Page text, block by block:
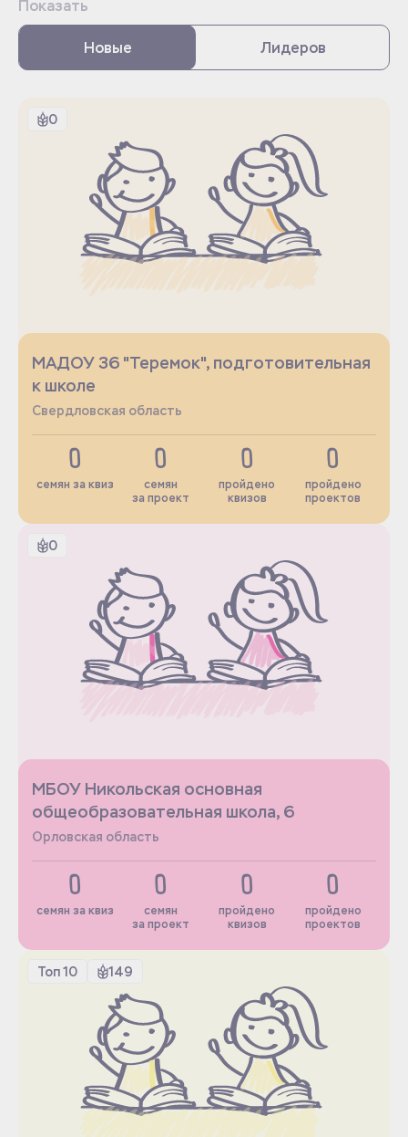
Показать
Новые Лидеров
0
МАДОУ 36 "Теремок", подготовительная
к школе
Свердловская область
0
семян за квиз
0
семян
за проект
0
пройдено
квизов
0
пройдено
проектов
0
МБОУ Никольская основная
общеобразовательная школа, 6
Орловская область
0
семян за квиз
0
семян
за проект
0
пройдено
квизов
0
пройдено
проектов
Топ 10 149